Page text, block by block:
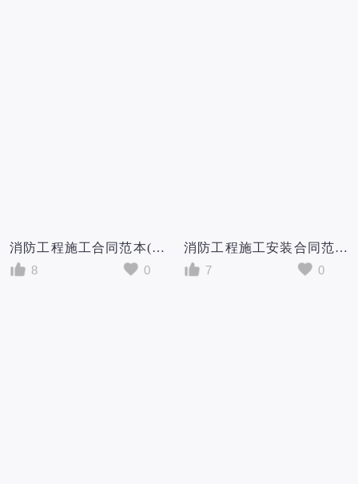
消防工程施工合同范本(通用10篇)
8
0
消防工程施工安装合同范本
7
0